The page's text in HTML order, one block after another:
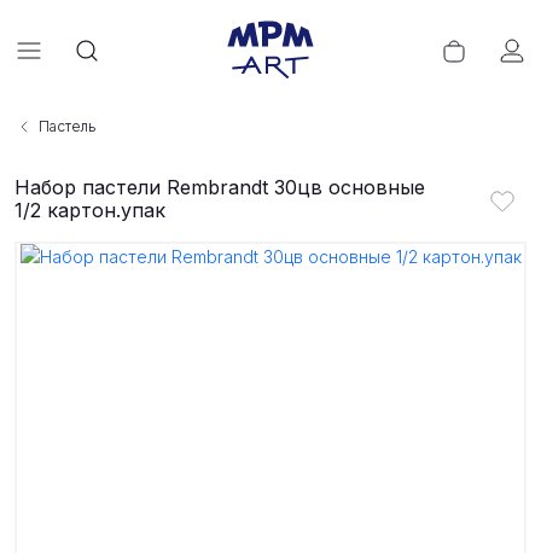
Пастель
Набор пастели Rembrandt 30цв основные
1/2 картон.упак